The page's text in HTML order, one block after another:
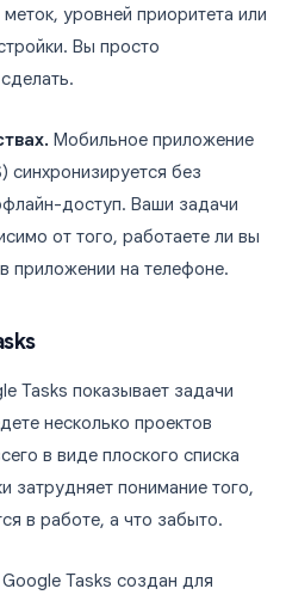
уровней приоритета или
Вы просто
Мобильное приложение
синхронизируется без
доступ. Ваши задачи
от того, работаете ли вы
приложении на телефоне.
Tasks показывает задачи
несколько проектов
в виде плоского списка
затрудняет понимание того,
в работе, а что забыто.
Google Tasks создан для